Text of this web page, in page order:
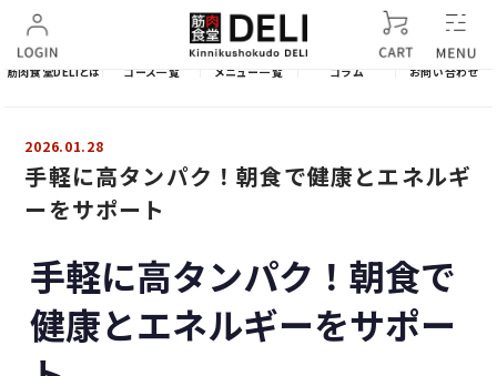
筋肉食堂DELIとは コース一覧 メニュー一覧 コラム お問い合わせ
2026.01.28
手軽に高タンパク！朝食で健康とエネルギ
ーをサポート
手軽に高タンパク！朝食で
健康とエネルギーをサポー